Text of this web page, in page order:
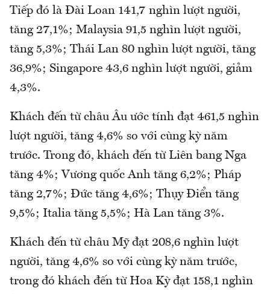
Tiếp đó là Đài Loan 141,7 nghìn lượt người,
tăng 27,1%; Malaysia 91,5 nghìn lượt người,
tăng 5,3%; Thái Lan 80 nghìn lượt người, tăng
36,9%; Singapore 43,6 nghìn lượt người, giảm
4,3%.
Khách đến từ châu Âu ước tính đạt 461,5 nghìn
lượt người, tăng 4,6% so với cùng kỳ năm
trước. Trong đó, khách đến từ Liên bang Nga
tăng 4%; Vương quốc Anh tăng 6,2%; Pháp
tăng 2,7%; Đức tăng 4,6%; Thụy Điển tăng
9,5%; Italia tăng 5,5%; Hà Lan tăng 3%.
Khách đến từ châu Mỹ đạt 208,6 nghìn lượt
người, tăng 4,6% so với cùng kỳ năm trước,
trong đó khách đến từ Hoa Kỳ đạt 158,1 nghìn